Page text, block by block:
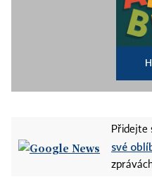
Přidejte
své